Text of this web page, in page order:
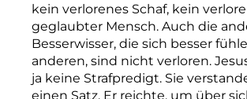
kein verlorenes Schaf, kein
geglaubter Mensch. Auch die
Besserwisser, die sich besser
anderen, sind nicht verloren.
ja keine Strafpredigt. Sie
einen Satz. Er reichte, um über